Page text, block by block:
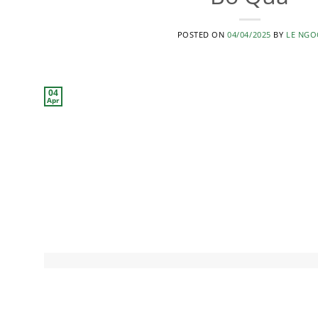
căng da mặt nâng mũi
POSTED ON04/04/2025 BY LE
04
Apr